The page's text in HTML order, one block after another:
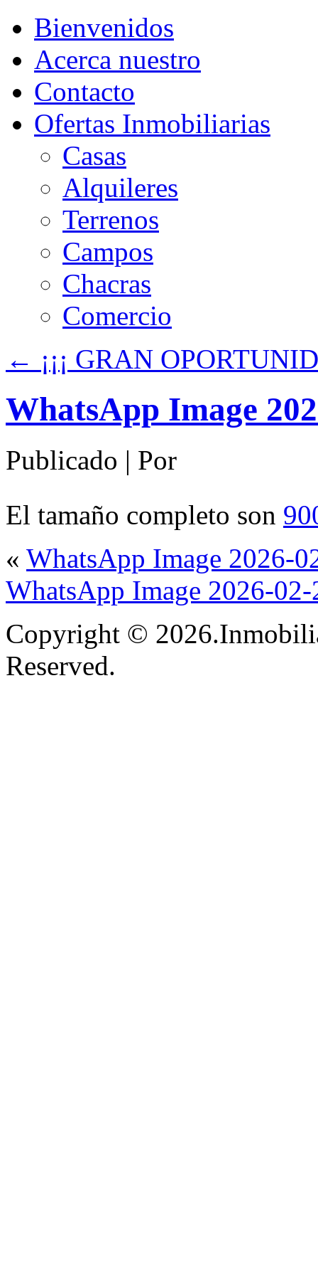
Bienvenidos
Acerca nuestro
Contacto
Ofertas Inmobiliarias
Casas
Alquileres
Terrenos
Campos
Chacras
Comercio
← ¡¡¡ GRAN
WhatsApp Image
Publicado | Por
El tamaño completo son
« WhatsApp Image 2026-
WhatsApp Image 2026-
Copyright ©
Reserved.